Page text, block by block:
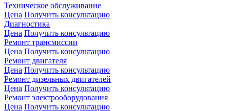
Техническое обслуживание
Цена Получить консультацию
Диагностика
Цена Получить консультацию
Ремонт трансмиссии
Цена Получить консультацию
Ремонт двигателя
Цена Получить консультацию
Ремонт дизельных двигателей
Цена Получить консультацию
Ремонт электрооборудования
Цена Получить консультацию